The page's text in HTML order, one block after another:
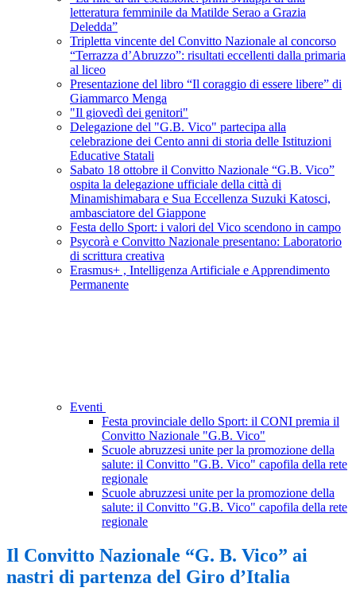
letteratura femminile da Matilde Serao a Grazia
Deledda”
Tripletta vincente del Convitto Nazionale al concorso
“Terrazza d’Abruzzo”: risultati eccellenti dalla primaria
al liceo
Presentazione del libro “Il coraggio di essere libere” di
Giammarco Menga
"Il giovedì dei genitori"
Delegazione del "G.B. Vico" partecipa alla
celebrazione dei Cento anni di storia delle Istituzioni
Educative Statali
Sabato 18 ottobre il Convitto Nazionale “G.B. Vico”
ospita la delegazione ufficiale della città di
Minamishimabara e Sua Eccellenza Suzuki Katosci,
ambasciatore del Giappone
Festa dello Sport: i valori del Vico scendono in campo
Psycorà e Convitto Nazionale presentano: Laboratorio
di scrittura creativa
Erasmus+ , Intelligenza Artificiale e Apprendimento
Permanente
Eventi
Festa provinciale dello Sport: il CONI premia il
Convitto Nazionale "G.B. Vico"
Scuole abruzzesi unite per la promozione della
salute: il Convitto "G.B. Vico" capofila della rete
regionale
Scuole abruzzesi unite per la promozione della
salute: il Convitto "G.B. Vico" capofila della rete
regionale
Il Convitto Nazionale “G. B. Vico” ai
nastri di partenza del Giro d’Italia